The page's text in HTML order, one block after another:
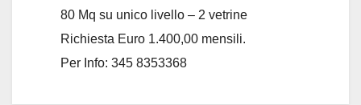
80 Mq su unico livello – 2 vetrine
Richiesta Euro 1.400,00 mensili.
Per Info: 345 8353368